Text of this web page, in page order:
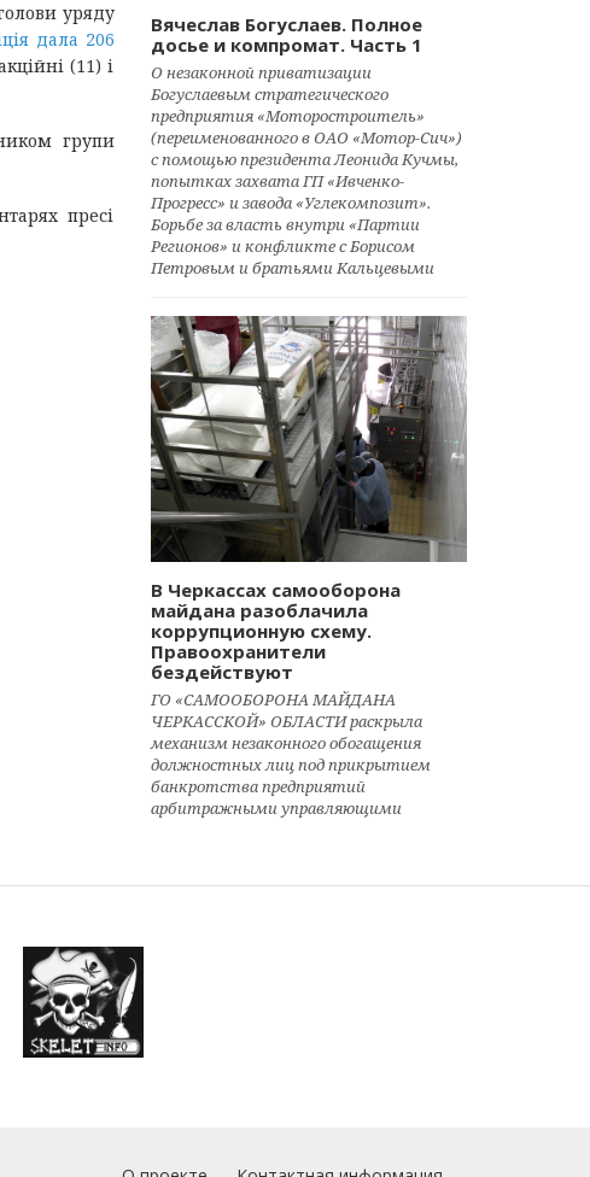
уряду
дала 206
(11) і
групи
пресі
Вячеслав Богуслаев. Полное
досье и компромат. Часть 1
О незаконной приватизации
Богуслаевым стратегического
предприятия «Моторостроитель»
(переименованного в ОАО «Мотор-Сич»)
с помощью президента Леонида Кучмы,
попытках захвата ГП «Ивченко-
Прогресс» и завода «Углекомпозит».
Борьбе за власть внутри «Партии
Регионов» и конфликте с Борисом
Петровым и братьями Кальцевыми
В Черкассах самооборона
майдана разоблачила
коррупционную схему.
Правоохранители
бездействуют
ГО «САМООБОРОНА МАЙДАНА
ЧЕРКАССКОЙ» ОБЛАСТИ раскрыла
механизм незаконного обогащения
должностных лиц под прикрытием
банкротства предприятий
арбитражными управляющими